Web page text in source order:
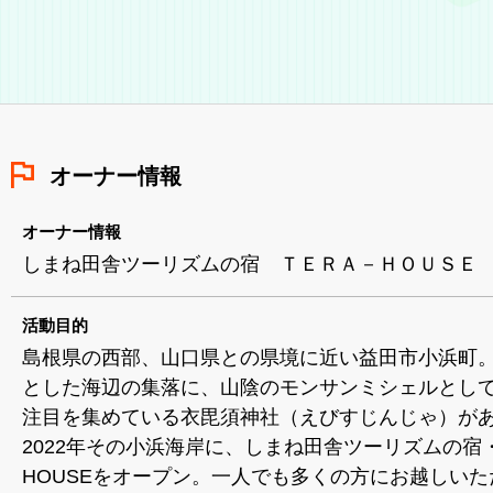
オーナー情報
オーナー情報
しまね田舎ツーリズムの宿 ＴＥＲＡ－ＨＯＵＳＥ
活動目的
島根県の西部、山口県との県境に近い益田市小浜町
とした海辺の集落に、山陰のモンサンミシェルとし
注目を集めている衣毘須神社（えびすじんじゃ）が
2022年その小浜海岸に、しまね田舎ツーリズムの宿
HOUSEをオープン。一人でも多くの方にお越しい